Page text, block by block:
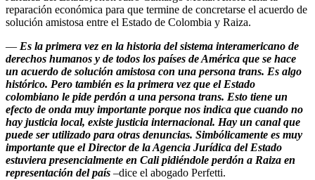
reparación económica para que termine de concretarse el acuerdo de
solución amistosa entre el Estado de Colombia y Raiza.
— Es la primera vez en la historia del sistema interamericano de
derechos humanos y de todos los países de América que se hace
un acuerdo de solución amistosa con una persona trans. Es algo
histórico. Pero también es la primera vez que el Estado
colombiano le pide perdón a una persona trans. Esto tiene un
efecto de onda muy importante porque nos indica que cuando no
hay justicia local, existe justicia internacional. Hay un canal que
puede ser utilizado para otras denuncias. Simbólicamente es muy
importante que el Director de la Agencia Jurídica del Estado
estuviera presencialmente en Cali pidiéndole perdón a Raiza en
representación del país –dice el abogado Perfetti.